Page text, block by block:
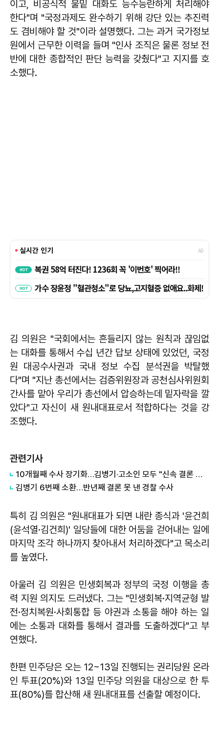
이고, 비공식적 물밑 대화도 능수능란하게 처리해야
한다"며 "국정과제도 완수하기 위해 강단 있는 추진력
도 겸비해야 할 것"이라 설명했다. 그는 과거 국가정보
원에서 근무한 이력을 들며 "인사 조직은 물론 정보 전
반에 대한 종합적인 판단 능력을 갖췄다"고 지지를 호
소했다.
김 의원은 "국회에서는 흔들리지 않는 원칙과 끊임없
는 대화를 통해서 수십 년간 답보 상태에 있었던, 국정
원 대공수사권과 국내 정보 수집 분석권을 박탈했
다"며 "지난 총선에서는 검증위원장과 공천심사위원회
간사를 맡아 우리가 총선에서 압승하는데 밑자락을 깔
았다"고 자신이 새 원내대표로서 적합하다는 것을 강
조했다.
관련기사
10개월째 수사 장기화…김병기·고소인 모두 "신속 결론 내달라"
김병기 6번째 소환…반년째 결론 못 낸 경찰 수사
특히 김 의원은 "원내대표가 되면 내란 종식과 '윤건희
(윤석열·김건희)' 일당들에 대한 어둠을 걷어내는 일에
마지막 조각 하나까지 찾아내서 처리하겠다"고 목소리
를 높였다.
아울러 김 의원은 민생회복과 정부의 국정 이행을 총
력 지원 의지도 드러냈다. 그는 "민생회복·지역균형 발
전·정치복원·사회통합 등 야권과 소통을 해야 하는 일
에는 소통과 대화를 통해서 결과를 도출하겠다"고 부
연했다.
한편 민주당은 오는 12~13일 진행되는 권리당원 온라
인 투표(20%)와 13일 민주당 의원을 대상으로 한 투
표(80%)를 합산해 새 원내대표를 선출할 예정이다.